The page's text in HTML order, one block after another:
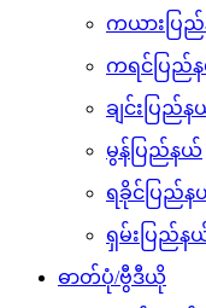
ကယားပြ
ကရင်ပြည်
ချင်းပြည်
မွန်ပြည်နယ်
ရခိုင်ပြည်
ရှမ်းပြည်န
ဓာတ်ပုံ/ဗွီဒီယို